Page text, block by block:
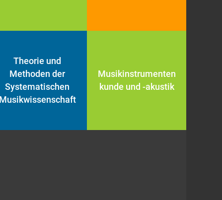
Theorie und
Methoden der
Systematischen
Musikwissenschaft
Musikinstrumenten
kunde und -akustik